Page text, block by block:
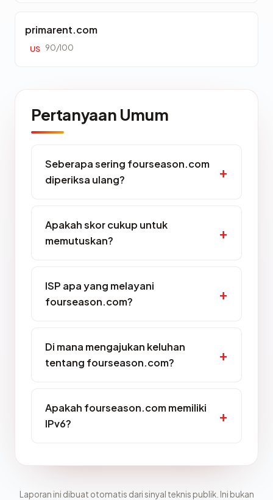
primarent.com
US 90/100
Pertanyaan Umum
Seberapa sering fourseason.com
diperiksa ulang?
Apakah skor cukup untuk
memutuskan?
ISP apa yang melayani
fourseason.com?
Di mana mengajukan keluhan
tentang fourseason.com?
Apakah fourseason.com memiliki
IPv6?
Laporan ini dibuat otomatis dari sinyal teknis publik. Ini bukan